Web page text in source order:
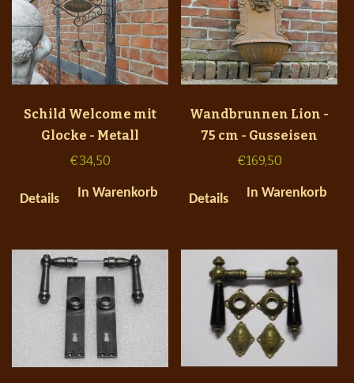
Schild Welcome mit
Glocke - Metall
€34,50
Details In Warenkorb
Wandbrunnen Lion -
75 cm - Gusseisen
€169,50
Details In Warenkorb